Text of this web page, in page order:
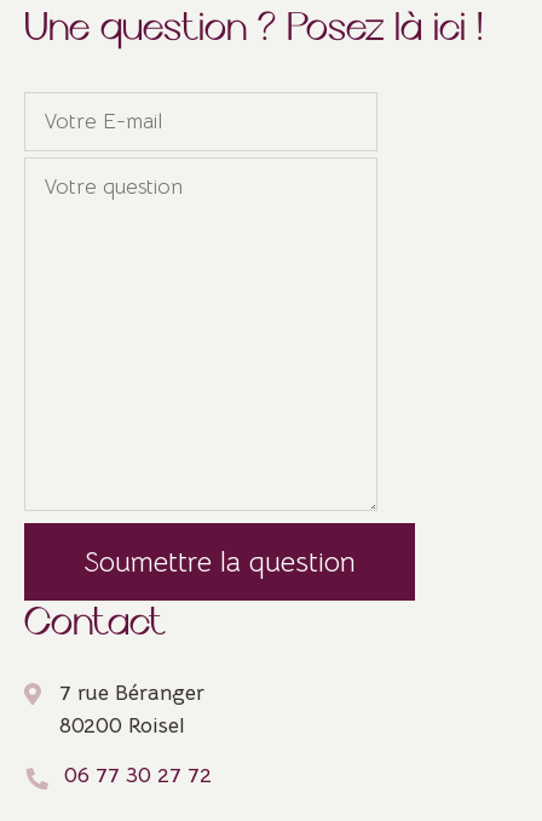
Une question ? Posez là ici !
Veuillez laisser ce champ vide.
Contact
7 rue Béranger
80200 Roisel
06 77 30 27 72